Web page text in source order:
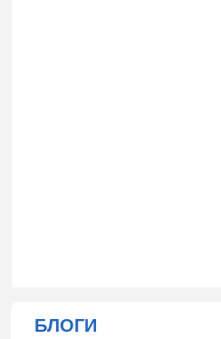
БЛОГИ